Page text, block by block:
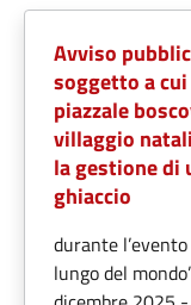
Avviso
soggetto a cui
piazzale
villaggio
la gestione di
ghiaccio
durante
lungo del